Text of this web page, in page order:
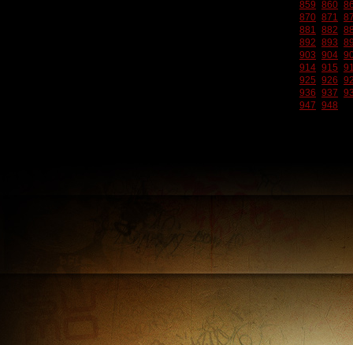
859 860
870 871
881 882
892 893
903 904
914 915
925 926
936 937
947 948